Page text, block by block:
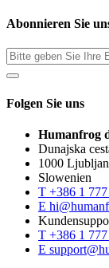
Abonnieren Sie
Folgen Sie uns
Humanfrog
Dunajska
1000
Slowenien
T +386 1
E
T +386 1
E